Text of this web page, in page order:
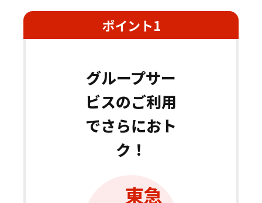
ポイント1
グループサー
ビスのご利用
でさらにおト
ク！
東急